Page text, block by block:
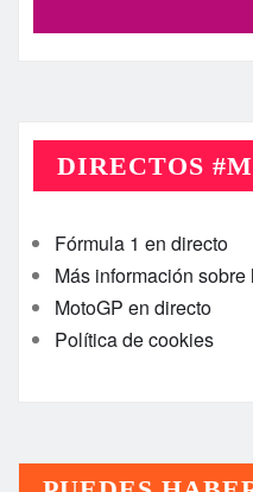
DIRECTOS
Fórmula 1 en directo
Más información
MotoGP en directo
Política de cookies